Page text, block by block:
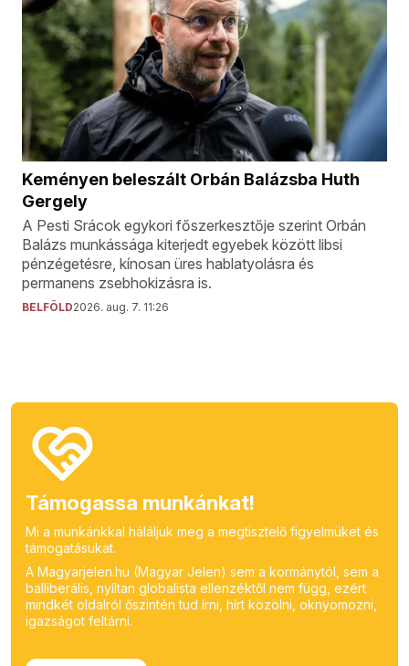
Keményen beleszált Orbán Balázsba Huth
Gergely
A Pesti Srácok egykori főszerkesztője szerint Orbán
Balázs munkássága kiterjedt egyebek között libsi
pénzégetésre, kínosan üres hablatyolásra és
permanens zsebhokizásra is.
BELFÖLD2026. aug. 7. 11:26
Támogassa munkánkat!
Mi a munkánkkal háláljuk meg a megtisztelő figyelmüket és
támogatásukat.
A Magyarjelen.hu (Magyar Jelen) sem a kormánytól, sem a
balliberális, nyíltan globalista ellenzéktől nem függ, ezért
mindkét oldalról őszintén tud írni, hírt közölni, oknyomozni,
igazságot feltárni.